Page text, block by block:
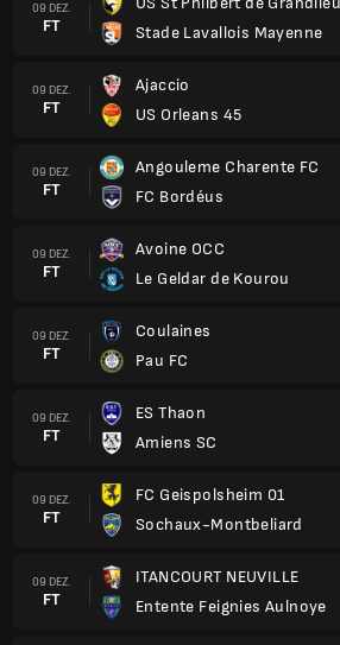
09 DEZ.
FT
Stade Lavallois Mayenne
09 DEZ.
FT
Ajaccio
US Orleans 45
09 DEZ.
FT
Angouleme Charente FC
FC Bordéus
09 DEZ.
FT
Avoine OCC
Le Geldar de Kourou
09 DEZ.
FT
Coulaines
Pau FC
09 DEZ.
FT
ES Thaon
Amiens SC
09 DEZ.
FT
FC Geispolsheim 01
Sochaux-Montbeliard
09 DEZ.
FT
ITANCOURT NEUVILLE
Entente Feignies Aulnoye